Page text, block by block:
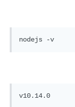
nodejs -v